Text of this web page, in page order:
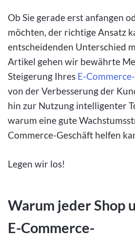
Ob Sie gerade erst anfangen
möchten, der richtige Ansatz
entscheidenden Unterschied
Artikel gehen wir bewährte
Steigerung Ihres E-
von der Verbesserung der
hin zur Nutzung intelligenter
warum eine gute
Commerce-Geschäft helfen
Legen wir los!
Warum jeder Shop
E-Commerce-